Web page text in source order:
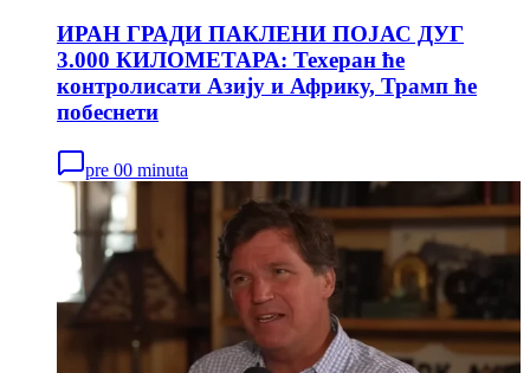
ИРАН ГРАДИ ПАКЛЕНИ ПОЈАС ДУГ
3.000 КИЛОМЕТАРА: Техеран ће
контролисати Азију и Африку, Трамп ће
побеснети
pre 00 minuta